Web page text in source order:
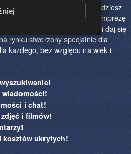
i skończ z samotnością! Znajdziesz
przygody, chętne na randkę, imprezę
nas, powiedz czego szukasz i daj się
rynku stworzony specjalniedla
każdego, bez względu na wiek i
wiadomości!
i chat!
i filmów!
kosztów ukrytych!